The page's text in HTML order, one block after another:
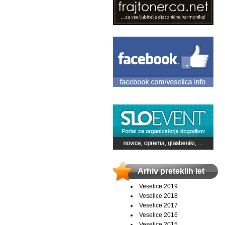
Arhiv preteklih let
Veselice 2019
Veselice 2018
Veselice 2017
Veselice 2016